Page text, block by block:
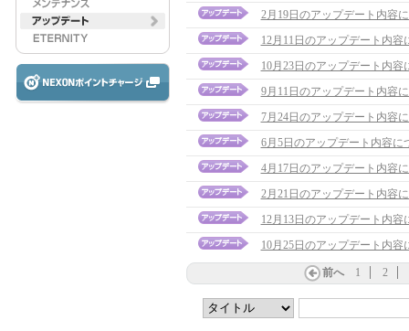
2月19日のアップデート内容
12月11日のアップデート内容
10月23日のアップデート内容
9月11日のアップデート内容
7月24日のアップデート内容
6月5日のアップデート内容に
4月17日のアップデート内容
2月21日のアップデート内容
12月13日のアップデート内容
10月25日のアップデート内容
前へ 1 2